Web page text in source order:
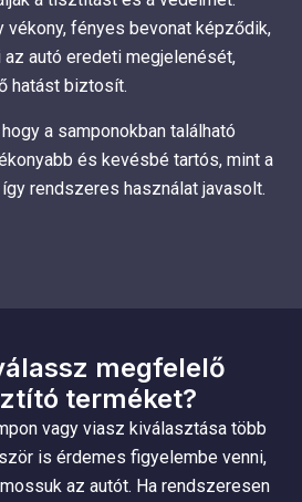
vékony, fényes bevonat képződik,
autó eredeti megjelenését,
hatást biztosít.
a samponokban található
és kevésbé tartós, mint a
rendszeres használat javasolt.
megfelelő
terméket?
vagy viasz kiválasztása több
is érdemes figyelembe venni,
az autót. Ha rendszeresen